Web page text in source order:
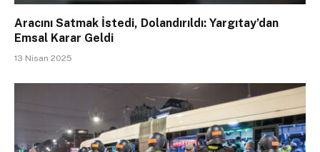
Aracını Satmak İstedi, Dolandırıldı: Yargıtay’dan
Emsal Karar Geldi
13 Nisan 2025